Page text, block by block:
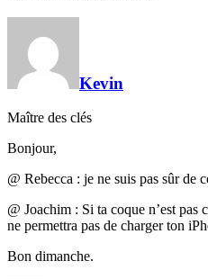
Kevin
Maître des clés
Bonjour,
@ Rebecca : je ne suis pas sûr
@ Joachim : Si ta coque n’est pas
ne permettra pas de charger ton
Bon dimanche.